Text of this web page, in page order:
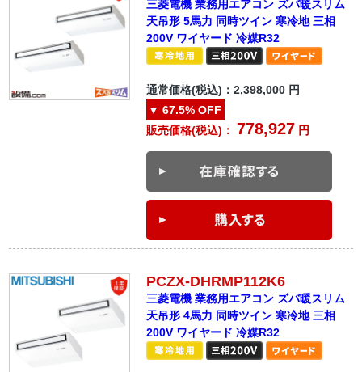
三菱電機 業務用エアコン ズバ暖スリム
天吊形 5馬力 同時ツイン 寒冷地 三相
200V ワイヤード 冷媒R32
通常価格(税込)：2,398,000 円
▼ 67.5% OFF
販売価格(税込)： 778,927 円
PCZX-DHRMP112K6
三菱電機 業務用エアコン ズバ暖スリム
天吊形 4馬力 同時ツイン 寒冷地 三相
200V ワイヤード 冷媒R32